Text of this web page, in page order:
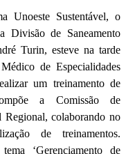
Unoeste Sustentável, o
Divisão de Saneamento
Turin, esteve na tarde
de Especialidades
um treinamento de
a Comissão de
Regional, colaborando no
de treinamentos.
‘Gerenciamento de